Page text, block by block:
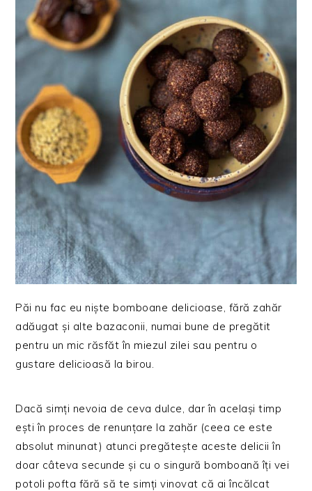
Păi nu fac eu niște bomboane delicioase, fără zahăr
adăugat și alte bazaconii, numai bune de pregătit
pentru un mic răsfăt în miezul zilei sau pentru o
gustare delicioasă la birou.
Dacă simți nevoia de ceva dulce, dar în același timp
ești în proces de renunțare la zahăr (ceea ce este
absolut minunat) atunci pregătește aceste delicii în
doar câteva secunde și cu o singură bomboană îți vei
potoli pofta fără să te simți vinovat că ai încălcat